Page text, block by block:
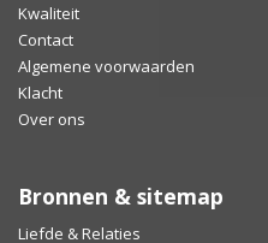
Kwaliteit
Contact
Algemene voorwaarden
Klacht
Over ons
Bronnen & sitemap
Liefde & Relaties